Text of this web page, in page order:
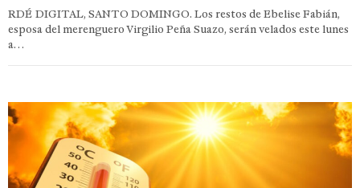
RDÉ DIGITAL, SANTO DOMINGO. Los restos de Ebelise Fabián,
esposa del merenguero Virgilio Peña Suazo, serán velados este lunes
a…